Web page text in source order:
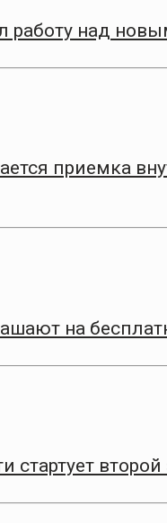
работу над
приемка
на
стартует